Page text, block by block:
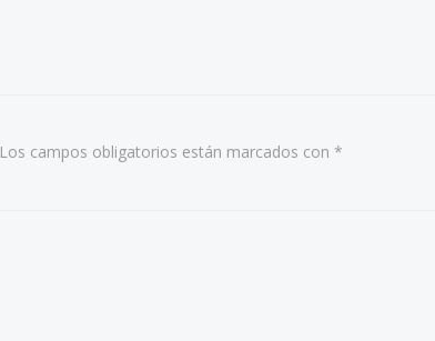
Los campos obligatorios están marcados con *